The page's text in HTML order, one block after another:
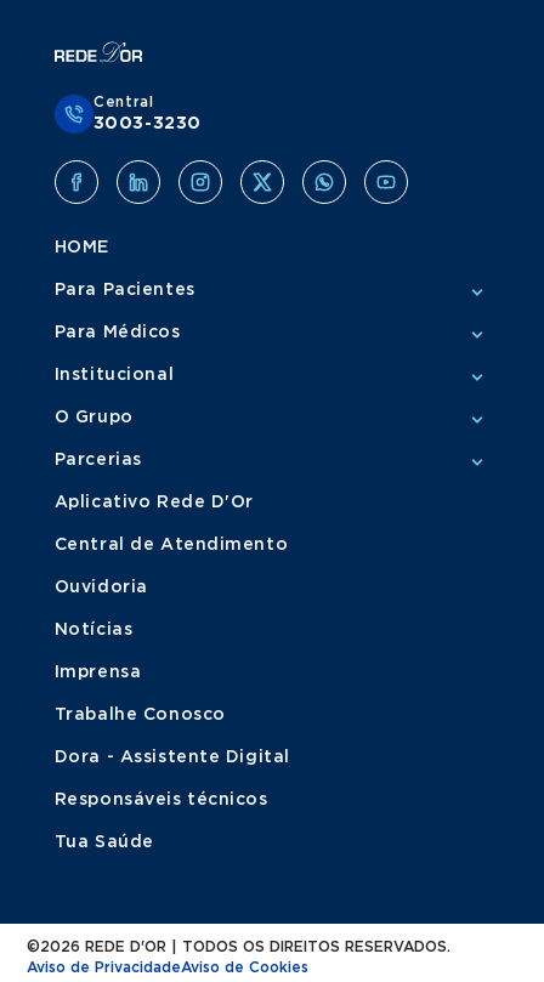
Central
3003-3230
HOME
Para Pacientes
Para Médicos
Institucional
O Grupo
Parcerias
Aplicativo Rede D'Or
Central de Atendimento
Ouvidoria
Notícias
Imprensa
Trabalhe Conosco
Dora - Assistente Digital
Responsáveis técnicos
Tua Saúde
©2026 REDE D'OR | TODOS OS DIREITOS RESERVADOS.
Aviso de PrivacidadeAviso de Cookies